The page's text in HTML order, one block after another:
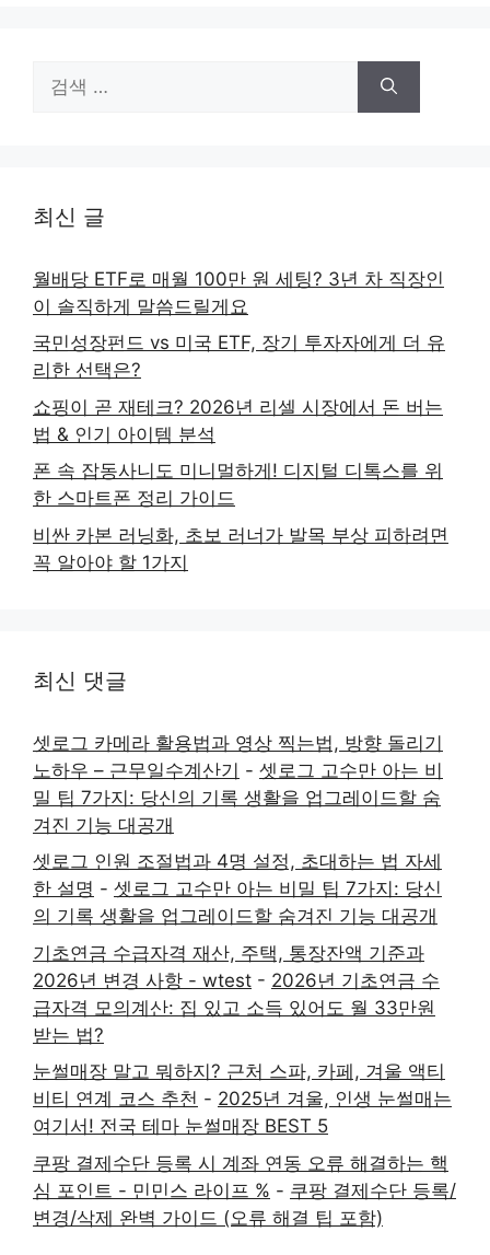
색:
최신 글
월배당 ETF로 매월 100만 원 세팅? 3년 차 직장인
이 솔직하게 말씀드릴게요
국민성장펀드 vs 미국 ETF, 장기 투자자에게 더 유
리한 선택은?
쇼핑이 곧 재테크? 2026년 리셀 시장에서 돈 버는
법 & 인기 아이템 분석
폰 속 잡동사니도 미니멀하게! 디지털 디톡스를 위
한 스마트폰 정리 가이드
비싼 카본 러닝화, 초보 러너가 발목 부상 피하려면
꼭 알아야 할 1가지
최신 댓글
셋로그 카메라 활용법과 영상 찍는법, 방향 돌리기
노하우 – 근무일수계산기 - 셋로그 고수만 아는 비
밀 팁 7가지: 당신의 기록 생활을 업그레이드할 숨
겨진 기능 대공개
셋로그 인원 조절법과 4명 설정, 초대하는 법 자세
한 설명 - 셋로그 고수만 아는 비밀 팁 7가지: 당신
의 기록 생활을 업그레이드할 숨겨진 기능 대공개
기초연금 수급자격 재산, 주택, 통장잔액 기준과
2026년 변경 사항 - wtest - 2026년 기초연금 수
급자격 모의계산: 집 있고 소득 있어도 월 33만원
받는 법?
눈썰매장 말고 뭐하지? 근처 스파, 카페, 겨울 액티
비티 연계 코스 추천 - 2025년 겨울, 인생 눈썰매는
여기서! 전국 테마 눈썰매장 BEST 5
쿠팡 결제수단 등록 시 계좌 연동 오류 해결하는 핵
심 포인트 - 민민스 라이프 % - 쿠팡 결제수단 등록/
변경/삭제 완벽 가이드 (오류 해결 팁 포함)